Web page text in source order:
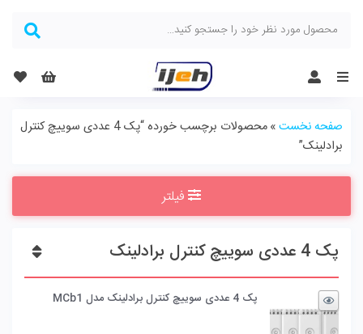
Menu
صفحه نخست»
محصولات برچسب خورده “پک 4 عددی سوییچ کنترل
برادلینک”
فیلتر
پک 4 عددی سوییچ کنترل برادلینک
پک 4 عددی سوییچ کنترل برادلینک مدل MCb1